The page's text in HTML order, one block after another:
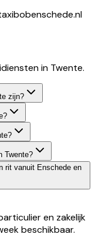
in Twente.
zijn?
Twente?
rit vanuit Enschede en
en zakelijk
beschikbaar.